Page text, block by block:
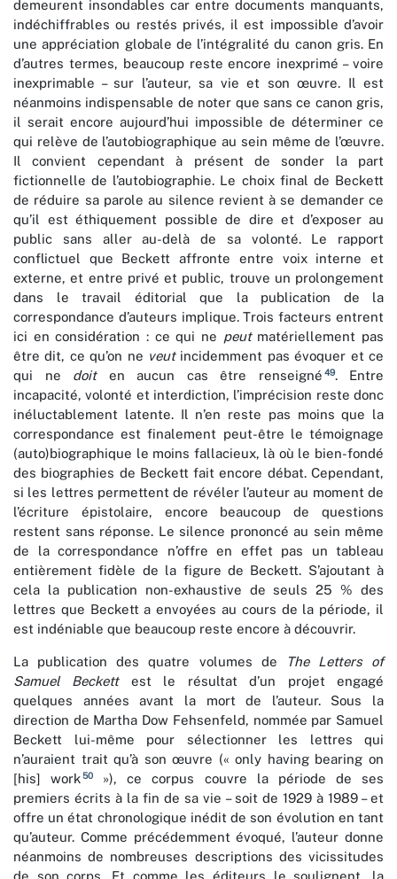
demeurent insondables car entre documents manquants,
indéchiffrables ou restés privés, il est impossible d’avoir
une appréciation globale de l’intégralité du canon gris. En
d’autres termes, beaucoup reste encore inexprimé – voire
inexprimable – sur l’auteur, sa vie et son œuvre. Il est
néanmoins indispensable de noter que sans ce canon gris,
il serait encore aujourd’hui impossible de déterminer ce
qui relève de l’autobiographique au sein même de l’œuvre.
Il convient cependant à présent de sonder la part
fictionnelle de l’autobiographie. Le choix final de Beckett
de réduire sa parole au silence revient à se demander ce
qu’il est éthiquement possible de dire et d’exposer au
public sans aller au-delà de sa volonté. Le rapport
conflictuel que Beckett affronte entre voix interne et
externe, et entre privé et public, trouve un prolongement
dans le travail éditorial que la publication de la
correspondance d’auteurs implique. Trois facteurs entrent
ici en considération : ce qui ne peutmatériellement pas
être dit, ce qu’on ne veut incidemment pas évoquer et ce
qui ne doiten aucun cas être renseigné 49. Entre
incapacité, volonté et interdiction, l’imprécision reste donc
inéluctablement latente. Il n’en reste pas moins que la
correspondance est finalement peut-être le témoignage
(auto)biographique le moins fallacieux, là où le bien-fondé
des biographies de Beckett fait encore débat. Cependant,
si les lettres permettent de révéler l’auteur au moment de
l’écriture épistolaire, encore beaucoup de questions
restent sans réponse. Le silence prononcé au sein même
de la correspondance n’offre en effet pas un tableau
entièrement fidèle de la figure de Beckett. S’ajoutant à
cela la publication non-exhaustive de seuls 25 % des
lettres que Beckett a envoyées au cours de la période, il
est indéniable que beaucoup reste encore à découvrir.
La publication des quatre volumes de
The Letters of
Samuel Beckettest le résultat d’un projet engagé
quelques années avant la mort de l’auteur. Sous la
direction de Martha Dow Fehsenfeld, nommée par Samuel
Beckett lui-même pour sélectionner les lettres qui
n’auraient trait qu’à son œuvre (« only having bearing on
[his] work50
»), ce corpus couvre la période de ses
premiers écrits à la fin de sa vie – soit de 1929 à 1989 – et
offre un état chronologique inédit de son évolution en tant
qu’auteur. Comme précédemment évoqué, l’auteur donne
néanmoins de nombreuses descriptions des vicissitudes